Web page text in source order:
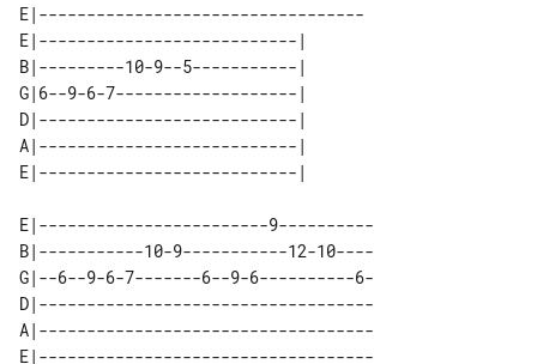
E|----------------------------------
E|---------------------------|
B|---------10-9--5-----------|
G|6--9-6-7-------------------|
D|---------------------------|
A|---------------------------|
E|------------------------9----------
B|-----------10-9-----------12-10----
G|--6--9-6-7-------6--9-6----------6-
D|-----------------------------------
A|-----------------------------------
E|-----------------------------------